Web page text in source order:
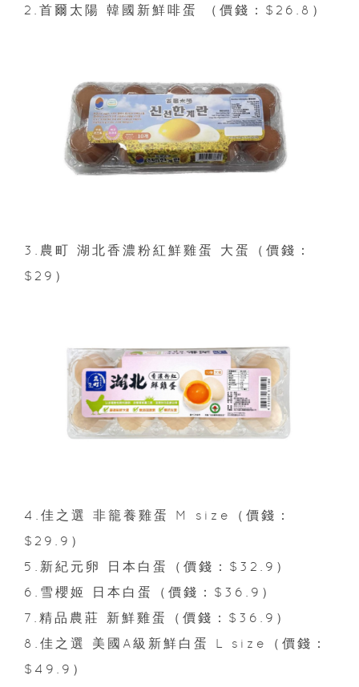
2.首爾太陽 韓國新鮮啡蛋 （價錢：$26.8）
3.農町 湖北香濃粉紅鮮雞蛋 大蛋（價錢：
$29）
4.佳之選 非籠養雞蛋 M size（價錢：
$29.9）
5.新紀元卵 日本白蛋（價錢：$32.9）
6.雪櫻姬 日本白蛋（價錢：$36.9）
7.精品農莊 新鮮雞蛋（價錢：$36.9）
8.佳之選 美國A級新鮮白蛋 L size（價錢：
$49.9）